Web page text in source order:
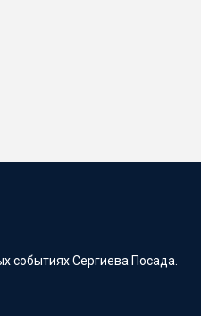
событиях Сергиева Посада.